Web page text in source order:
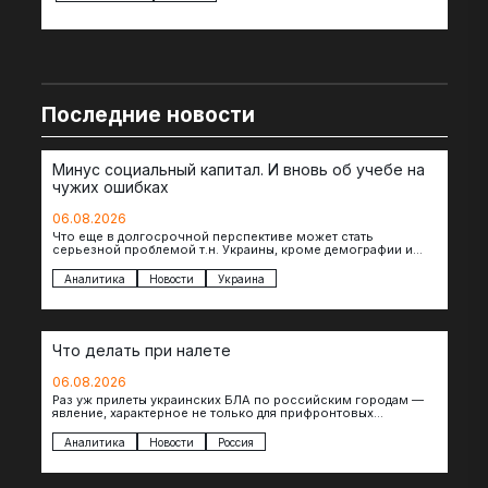
Последние новости
Минус социальный капитал. И вновь об учебе на
чужих ошибках
06.08.2026
Что еще в долгосрочной перспективе может стать
серьезной проблемой т.н. Украины, кроме демографии и
которых будет…
Аналитика Новости Украина
Что делать при налете
06.08.2026
Раз уж прилеты украинских БЛА по российским городам —
явление, характерное не только для прифронтовых
Аналитика Новости Россия